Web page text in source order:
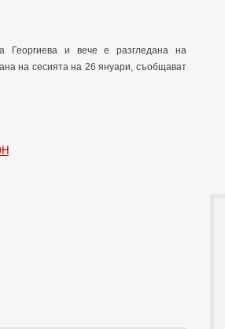
Георгиева и вече е разгледана на
на сесията на 26 януари, съобщават